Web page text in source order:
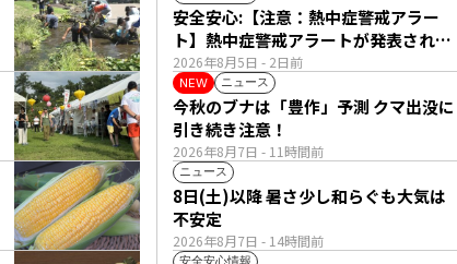
2026年8月5日 - 2日前
安全安心:【注意：熱中症警戒アラー
ト】熱中症警戒アラートが発表されて
います。
NEW ニュース
2026年8月7日 - 11時間前
今秋のブナは「豊作」予測 クマ出没に
引き続き注意！
ニュース
2026年8月7日 - 14時間前
8日(土)以降 暑さ少し和らぐも大気は
不安定
安全安心情報